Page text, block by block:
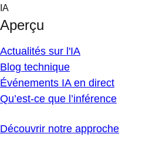
Skip
content
IA
Aperçu
Actualités sur l'IA
Blog technique
Événements IA en direct
Qu’est-ce que l’inférence
Découvrir notre approche